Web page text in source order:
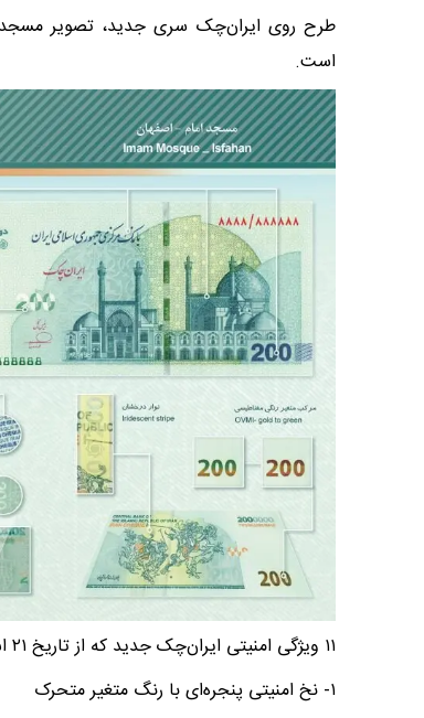
طرح روی ایران‌چک سری جدید، تصویر مسجد
است.
۱۱ ویژگی‌ امنیتی ایران‌چک جدید که از تاریخ ۲۱ اسفند ۱۴۰۳ منتشر شده به شرح زیر است:
۱- نخ امنیتی پنجره‌ای با رنگ متغیر متحرک